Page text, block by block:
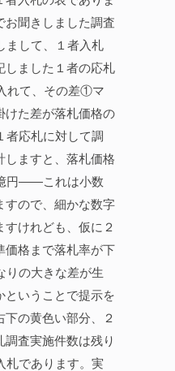
お聞きしました調査
まして、１者入札
しました１者の応札
れて、その差①マ
た差が落札価格の
者応札に対して調
しますと、落札価格
円——これは小数
すので、細かな数字
けれども、仮に２
価格まで落札率が下
りの大きな差が生
ということで提示を
の黄色い部分、２
査実施件数は残り
札であります。実